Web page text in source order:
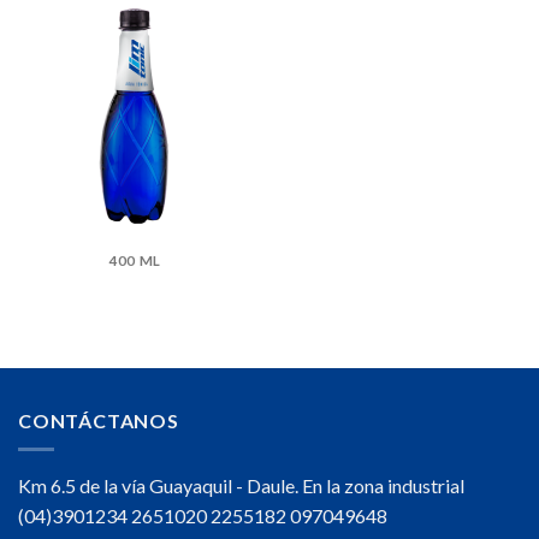
400 ML
CONTÁCTANOS
Km 6.5 de la vía Guayaquil - Daule. En la zona industrial
(04)3901234 2651020 2255182 097049648